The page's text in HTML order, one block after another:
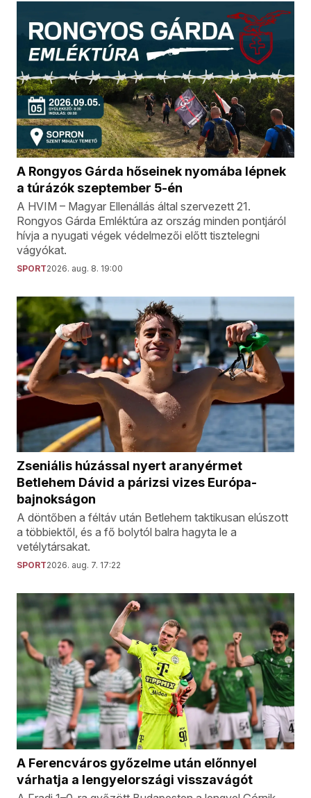
A Rongyos Gárda hőseinek nyomába lépnek
a túrázók szeptember 5-én
A HVIM – Magyar Ellenállás által szervezett 21.
Rongyos Gárda Emléktúra az ország minden pontjáról
hívja a nyugati végek védelmezői előtt tisztelegni
vágyókat.
SPORT2026. aug. 8. 19:00
Zseniális húzással nyert aranyérmet
Betlehem Dávid a párizsi vizes Európa-
bajnokságon
A döntőben a féltáv után Betlehem taktikusan elúszott
a többiektől, és a fő bolytól balra hagyta le a
vetélytársakat.
SPORT2026. aug. 7. 17:22
A Ferencváros győzelme után előnnyel
várhatja a lengyelországi visszavágót